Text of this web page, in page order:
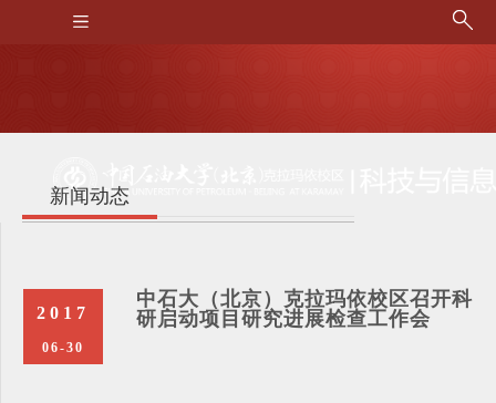
新闻动态
2017
06-30
中石大（北京）克拉玛依校区召开科
研启动项目研究进展检查工作会